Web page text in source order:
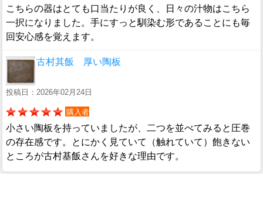
こちらの器はとても口当たりが良く、日々の汁物はこちら
一択になりました。手にすっと馴染む形であることにも毎
回安心感を覚えます。
古村其飯 厚い陶板
投稿日：2026年02月24日
購入者
小さい陶板を持っていましたが、二つを並べてみると圧巻
の存在感です。とにかく見ていて（触れていて）飽きない
ところが古村基飯さんを好きな理由です。